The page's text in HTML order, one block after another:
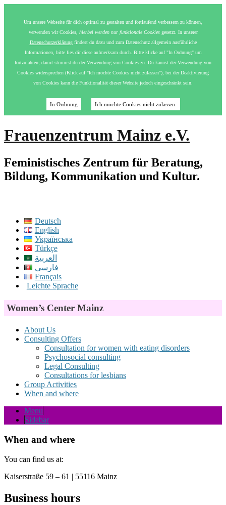
Um unsere Webseite für dich optimal zu gestalten und fortlaufend verbessern zu können,
verwenden wir Cookies, hierbei werden nur funktionale Cookiesgesetzt. In unserer
Datenschutzerklärungfindest du dazu und zum Datenschutz allgemein ausführliche
Informationen, bitte lies dir diese aufmerksam durch. Bitte klicke auf "In Ordnung" um
fortzufahren, damit stimmst du der Verwendung von Cookies zu. Du kannst der Verwendung von
Cookies widersprechen (Klick auf "Ich möchte Cookies nicht zulassen"), bei der Deaktivierung
von Cookies kann die Funktionalität dieser Website jedoch eingeschränkt sein.
In Ordnung Ich möchte Cookies nicht zulassen.
Frauenzentrum Mainz e.V.
Feministisches Zentrum für Beratung,
Bildung, Kommunikation und Kultur.
Deutsch
English
Українська
Türkçe
العربية
فارسی
Français
Leichte Sprache
Women’s Center Mainz
About Us
Consulting Offers
Consultation for women with eating disorders
Psychosocial consulting
Legal Consulting
Consultations for lesbians
Group Activities
When and where
Menu
Sidebar
When and where
You can find us at:
Kaiserstraße 59 – 61 | 55116 Mainz
Business hours